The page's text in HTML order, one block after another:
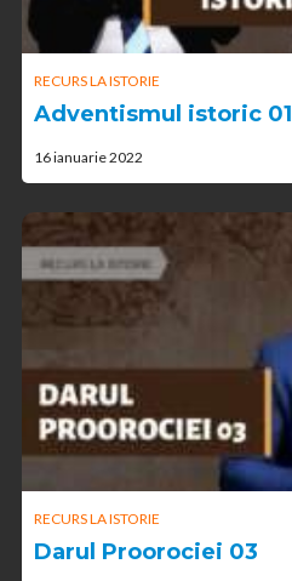
RECURS LA ISTORIE
Adventismul istoric 01
16 ianuarie 2022
RECURS LA ISTORIE
Darul Proorociei 03